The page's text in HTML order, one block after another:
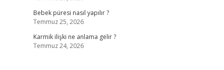
Bebek püresi nasıl yapılır ?
Temmuz 25, 2026
Karmik ilişki ne anlama gelir ?
Temmuz 24, 2026